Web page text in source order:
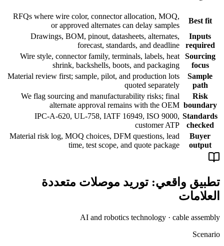
Best fit
RFQs where wire color, connector allocation, MOQ,
or approved alternates can delay samples
Inputs
required
Drawings, BOM, pinout, datasheets, alternates,
forecast, standards, and deadline
Sourcing
focus
Wire style, connector family, terminals, labels, heat
shrink, backshells, boots, and packaging
Sample
path
Material review first; sample, pilot, and production lots
quoted separately
Risk
boundary
We flag sourcing and manufacturability risks; final
alternate approval remains with the OEM
Standards
checked
IPC-A-620, UL-758, IATF 16949, ISO 9000,
customer ATP
Buyer
output
Material risk log, MOQ choices, DFM questions, lead
time, test scope, and quote package
تطبيق واقعي: توريد موصلات متعددة
العلامات
AI and robotics technology · cable assembly
Scenario